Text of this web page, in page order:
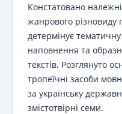
Констатовано
жанрового різновиду
детермінує
наповнення та
текстів. Розглянуто
тропеїчні засоби
за українську
змістотвірні семи.